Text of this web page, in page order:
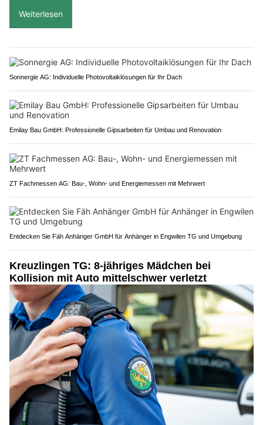
Weiterlesen
Sonnergie AG: Individuelle Photovoltaiklösungen für Ihr Dach
Emilay Bau GmbH: Professionelle Gipsarbeiten für Umbau und Renovation
ZT Fachmessen AG: Bau-, Wohn- und Energiemessen mit Mehrwert
Entdecken Sie Fäh Anhänger GmbH für Anhänger in Engwilen TG und Umgebung
Kreuzlingen TG: 8-jähriges Mädchen bei
Kollision mit Auto mittelschwer verletzt